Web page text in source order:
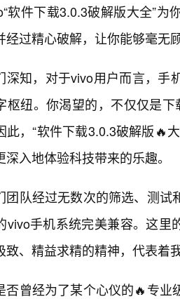
软件下载3.0.3破解版大全”
经过精心破解，让你能够毫无
深知，对于vivo用户而言，手
枢纽。你渴望的，不仅仅是
此，“软件下载3.0.3破解版🔥
深入地体验科技带来的乐趣。
团队经过无数次的筛选、测
vivo手机系统完美兼容。这里
致、精益求精的精神，代表着
否曾经为了某个心仪的🔥专业